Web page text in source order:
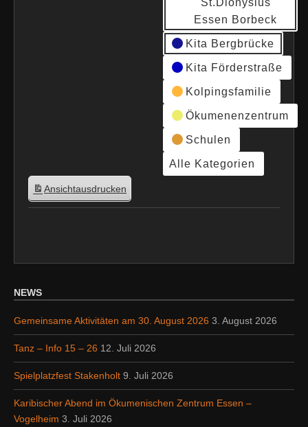
Essen Borbeck
Kita Bergbrücke
Kita Förderstraße
Kolpingsfamilie
Ökumenenzentrum
Schulen
Alle Kategorien
Ansichtausdrucken
NEWS
Gemeinsame Aktivitäten am 30. August 2026 3. August 2026
Tanz – Info 15 – 26 12. Juli 2026
Spielplatzfest Stakenholt 9. Juli 2026
Karibischer Abend im Ökumenischen Zentrum Essen –
Vogelheim 3. Juli 2026